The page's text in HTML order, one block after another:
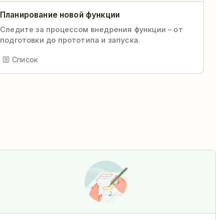
Планирование новой функции
Следите за процессом внедрения функции – от
подготовки до прототипа и запуска.
Список